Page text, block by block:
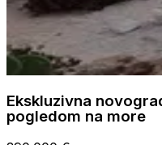
Ekskluzivna
pogledom na more